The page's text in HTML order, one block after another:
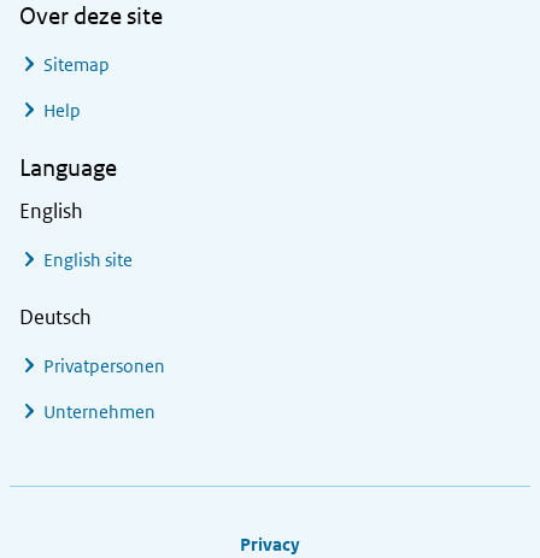
Over deze site
Sitemap
Help
Language
English
English site
Deutsch
Privatpersonen
Unternehmen
Privacy